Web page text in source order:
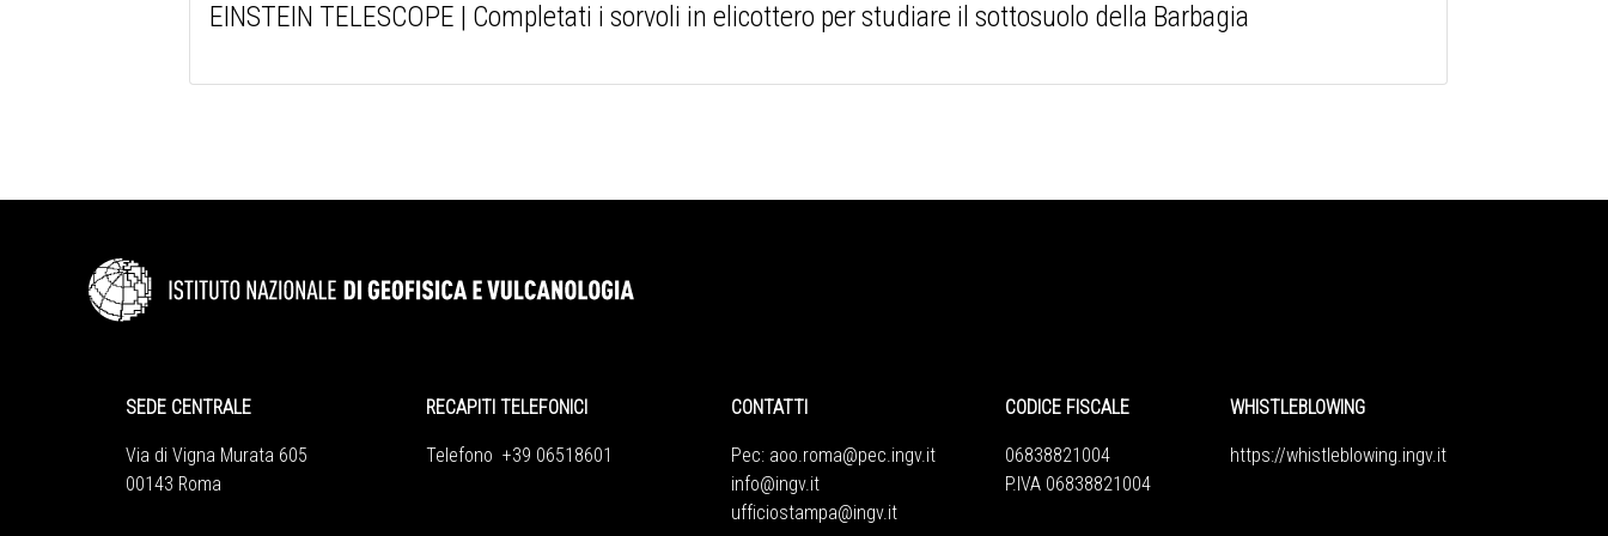
EINSTEIN TELESCOPE | Completati i sorvoli in elicottero per studiare il sottosuolo della Barbagia
SEDE CENTRALE
Via di Vigna Murata 605
00143 Roma
RECAPITI TELEFONICI
Telefono +39 06518601
CONTATTI
Pec: aoo.roma@pec.ingv.it
info@ingv.it
ufficiostampa@ingv.it
CODICE FISCALE
06838821004
P.IVA 06838821004
WHISTLEBLOWING
https://whistleblowing.ingv. it